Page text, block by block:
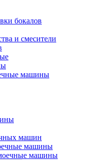
бокалов
и смесители
машины
машин
машины
машины